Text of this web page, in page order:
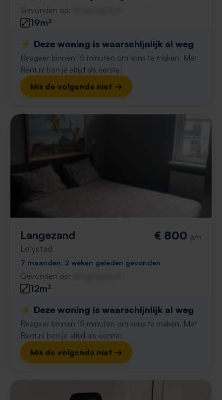
Gevonden op:
19m²
⚡️ Deze woning is waarschijnlijk al weg
Reageer binnen 15 minuten om kans te maken. Met
Rent.nl ben je altijd als eerste!
Mis de volgende niet →
Langezand
Lelystad
€ 800 p/m
7 maanden, 2 weken geleden gevonden
Gevonden op:
12m²
⚡️ Deze woning is waarschijnlijk al weg
Reageer binnen 15 minuten om kans te maken. Met
Rent.nl ben je altijd als eerste!
Mis de volgende niet →